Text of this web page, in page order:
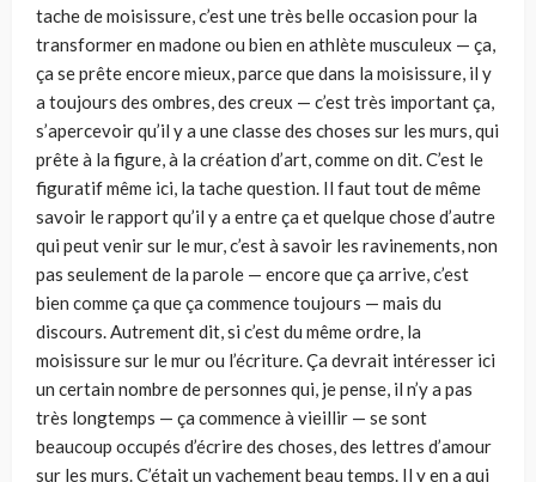
tache de moisissure, c’est une très belle occasion pour la
transformer en madone ou bien en athlète musculeux — ça,
ça se prête encore mieux, parce que dans la moisissure, il y
a toujours des ombres, des creux — c’est très important ça,
s’apercevoir qu’il y a une classe des choses sur les murs, qui
prête à la figure, à la création d’art, comme on dit. C’est le
figuratif même ici, la tache question. Il faut tout de même
savoir le rapport qu’il y a entre ça et quelque chose d’autre
qui peut venir sur le mur, c’est à savoir les ravinements, non
pas seulement de la parole — encore que ça arrive, c’est
bien comme ça que ça commence toujours — mais du
discours. Autrement dit, si c’est du même ordre, la
moisissure sur le mur ou l’écriture. Ça devrait intéresser ici
un certain nombre de personnes qui, je pense, il n’y a pas
très longtemps — ça commence à vieillir — se sont
beaucoup occupés d’écrire des choses, des lettres d’amour
sur les murs. C’était un vachement beau temps. Il y en a qui